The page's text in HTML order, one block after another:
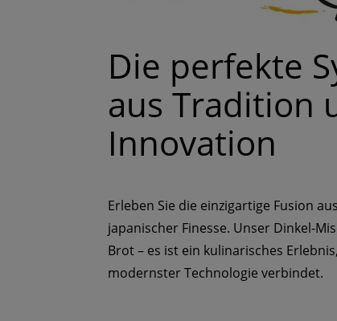
Die perfekte
aus Tradition
Innovation
Erleben Sie die einzigartige Fusion
japanischer Finesse. Unser Dinkel-
Brot – es ist ein kulinarisches
modernster Technologie verbindet.